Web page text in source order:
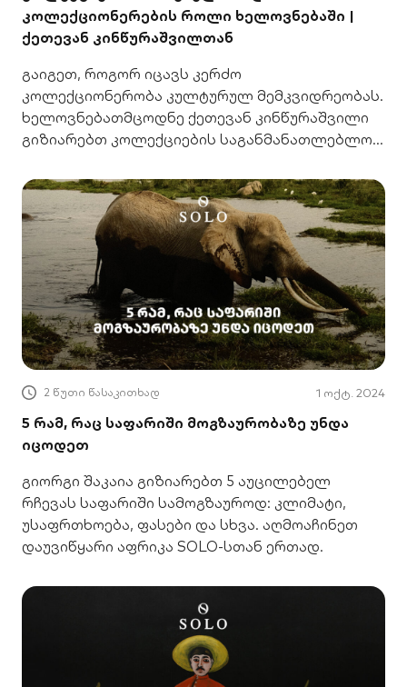
კოლექციონერების როლი ხელოვნებაში |
ქეთევან კინწურაშვილთან
გაიგეთ, როგორ იცავს კერძო
კოლექციონერობა კულტურულ მემკვიდრეობას.
ხელოვნებათმცოდნე ქეთევან კინწურაშვილი
გიზიარებთ კოლექციების საგანმანათლებლო
2 წუთი წასაკითხად 1 ოქტ. 2024
5 რამ, რაც საფარიში მოგზაურობაზე უნდა
იცოდეთ
გიორგი შაკაია გიზიარებთ 5 აუცილებელ
რჩევას საფარიში სამოგზაუროდ: კლიმატი,
უსაფრთხოება, ფასები და სხვა. აღმოაჩინეთ
დაუვიწყარი აფრიკა SOLO-სთან ერთად.